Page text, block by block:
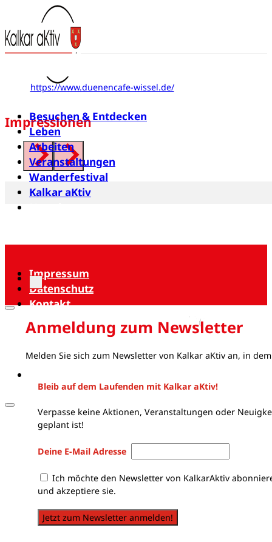
Besuchen & Entdecken
Leben
Arbeiten
Veranstaltungen
Wanderfestival
Kalkar aKtiv
Dünencafe Wissel
Hellendornstraße 37
https://www.duenencafe-wissel.de/
Impressionen
Impressum
Datenschutz
Kontakt
Anmeldung zum Newsletter
Melden Sie sich zum Newsletter von Kalkar aKtiv an, in
Bleib auf dem Laufenden mit Kalkar aKtiv!
Verpasse keine Aktionen, Veranstaltungen oder
geplant ist!
Deine E-Mail Adresse
Ich möchte den Newsletter von KalkarAktiv
und akzeptiere sie.
Jetzt zum Newsletter anmelden!